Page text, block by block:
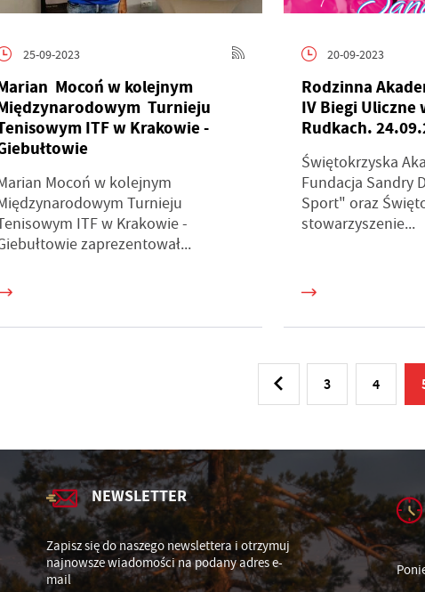
25-09-2023
Mocoń w kolejnym
Turnieju
ITF w Krakowie -
Mocoń w kolejnym
Turnieju
ITF w Krakowie -
zaprezentował...
20-09-2023
Rodzinna
IV Biegi Uliczne
Rudkach.
Świętokrzyska
Fundacja Sandry
Sport" oraz
stowarzyszenie...
3 4
NEWSLETTER
Zapisz się do naszego newslettera i otrzymuj
najnowsze wiadomości na podany adres e-
mail
analizy Twoich upodobań oraz Twoich zwyczajów dotyczących
charakterze pośredników prezentujących nasze treści w postaci
Więcej